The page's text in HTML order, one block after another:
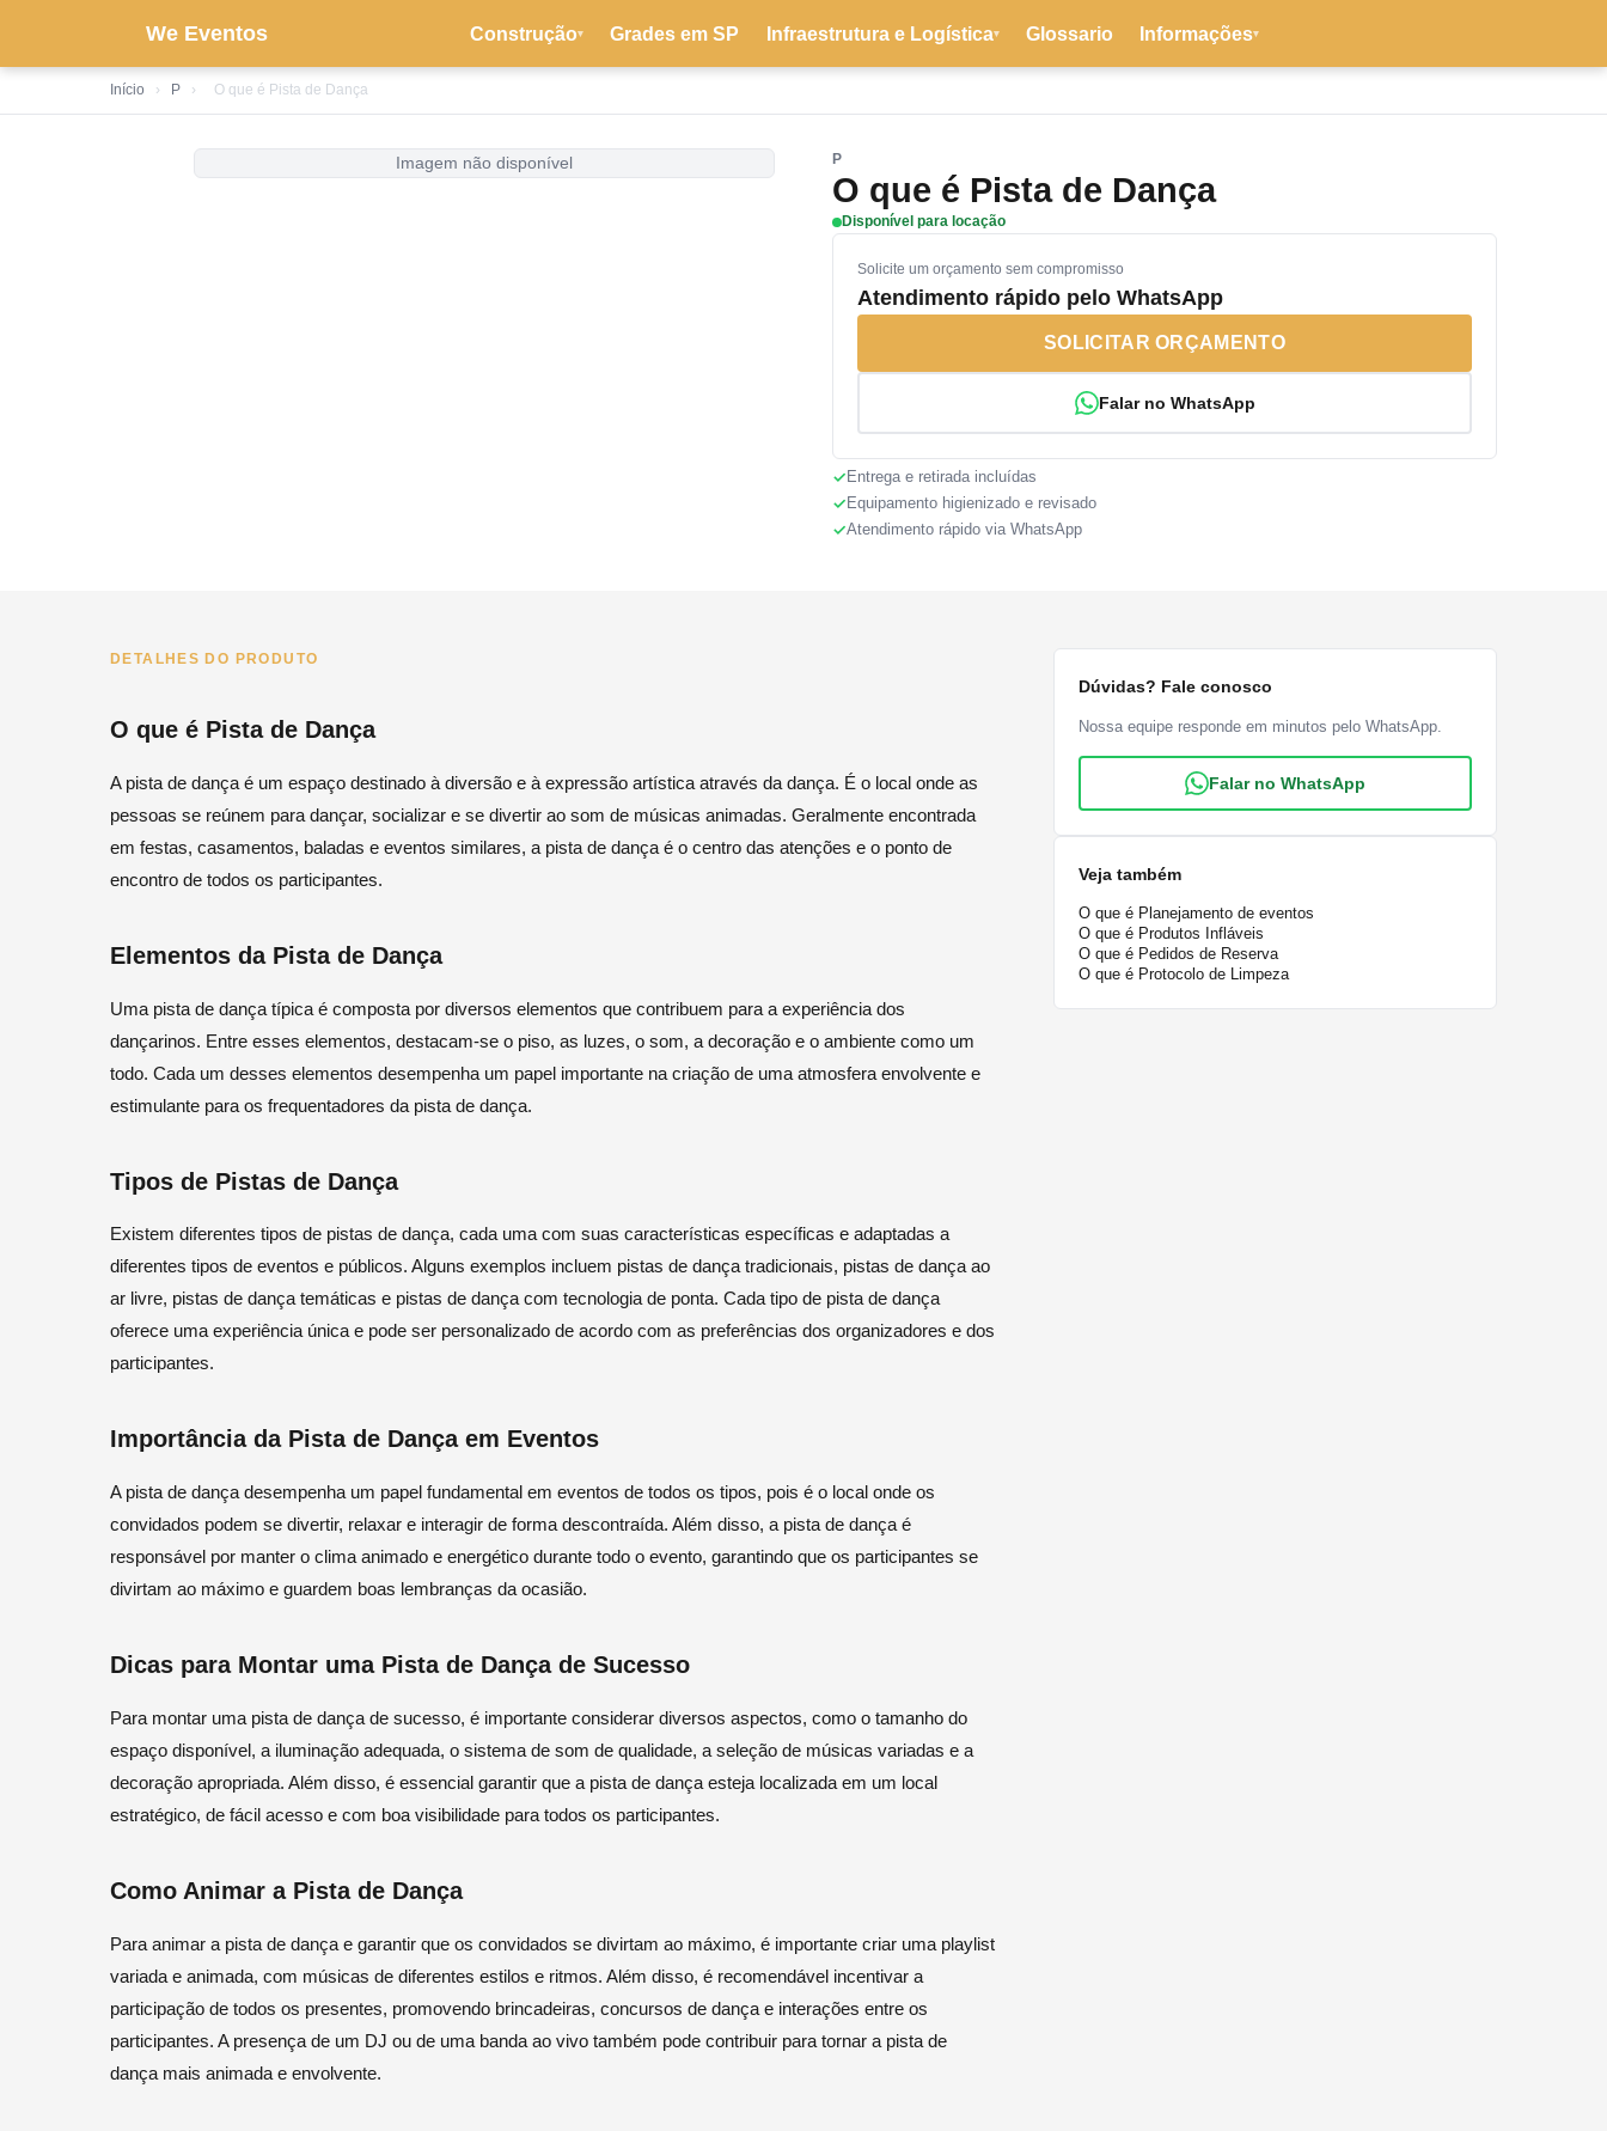
We Eventos Construção▾ Grades em SP Infraestrutura e Logística▾ Glossario Informações▾
Início › P › O que é Pista de Dança
Imagem não disponível P
O que é Pista de Dança
Disponível para locação
Solicite um orçamento sem compromisso
Atendimento rápido pelo WhatsApp
SOLICITAR ORÇAMENTO
Falar no WhatsApp
Entrega e retirada incluídas
Equipamento higienizado e revisado
Atendimento rápido via WhatsApp
DETALHES DO PRODUTO
O que é Pista de Dança
A pista de dança é um espaço destinado à diversão e à expressão artística através da dança. É o local onde as
pessoas se reúnem para dançar, socializar e se divertir ao som de músicas animadas. Geralmente encontrada
em festas, casamentos, baladas e eventos similares, a pista de dança é o centro das atenções e o ponto de
encontro de todos os participantes.
Elementos da Pista de Dança
Uma pista de dança típica é composta por diversos elementos que contribuem para a experiência dos
dançarinos. Entre esses elementos, destacam-se o piso, as luzes, o som, a decoração e o ambiente como um
todo. Cada um desses elementos desempenha um papel importante na criação de uma atmosfera envolvente e
estimulante para os frequentadores da pista de dança.
Tipos de Pistas de Dança
Existem diferentes tipos de pistas de dança, cada uma com suas características específicas e adaptadas a
diferentes tipos de eventos e públicos. Alguns exemplos incluem pistas de dança tradicionais, pistas de dança ao
ar livre, pistas de dança temáticas e pistas de dança com tecnologia de ponta. Cada tipo de pista de dança
oferece uma experiência única e pode ser personalizado de acordo com as preferências dos organizadores e dos
participantes.
Importância da Pista de Dança em Eventos
A pista de dança desempenha um papel fundamental em eventos de todos os tipos, pois é o local onde os
convidados podem se divertir, relaxar e interagir de forma descontraída. Além disso, a pista de dança é
responsável por manter o clima animado e energético durante todo o evento, garantindo que os participantes se
divirtam ao máximo e guardem boas lembranças da ocasião.
Dicas para Montar uma Pista de Dança de Sucesso
Para montar uma pista de dança de sucesso, é importante considerar diversos aspectos, como o tamanho do
espaço disponível, a iluminação adequada, o sistema de som de qualidade, a seleção de músicas variadas e a
decoração apropriada. Além disso, é essencial garantir que a pista de dança esteja localizada em um local
estratégico, de fácil acesso e com boa visibilidade para todos os participantes.
Como Animar a Pista de Dança
Para animar a pista de dança e garantir que os convidados se divirtam ao máximo, é importante criar uma playlist
variada e animada, com músicas de diferentes estilos e ritmos. Além disso, é recomendável incentivar a
participação de todos os presentes, promovendo brincadeiras, concursos de dança e interações entre os
participantes. A presença de um DJ ou de uma banda ao vivo também pode contribuir para tornar a pista de
dança mais animada e envolvente.
Dúvidas? Fale conosco
Nossa equipe responde em minutos pelo WhatsApp.
Falar no WhatsApp
Veja também
O que é Planejamento de eventos
O que é Produtos Infláveis
O que é Pedidos de Reserva
O que é Protocolo de Limpeza